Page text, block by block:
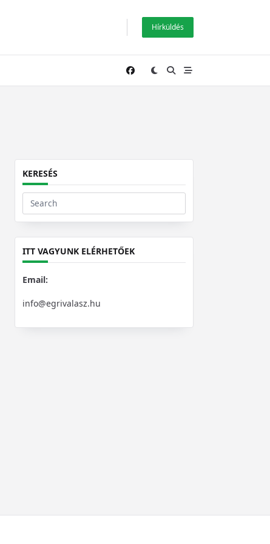
Hírküldés
KERESÉS
Search
for:
ITT VAGYUNK ELÉRHETŐEK
Email:
info@egrivalasz.hu